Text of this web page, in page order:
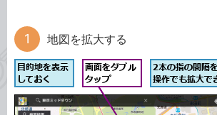
地図を拡大する